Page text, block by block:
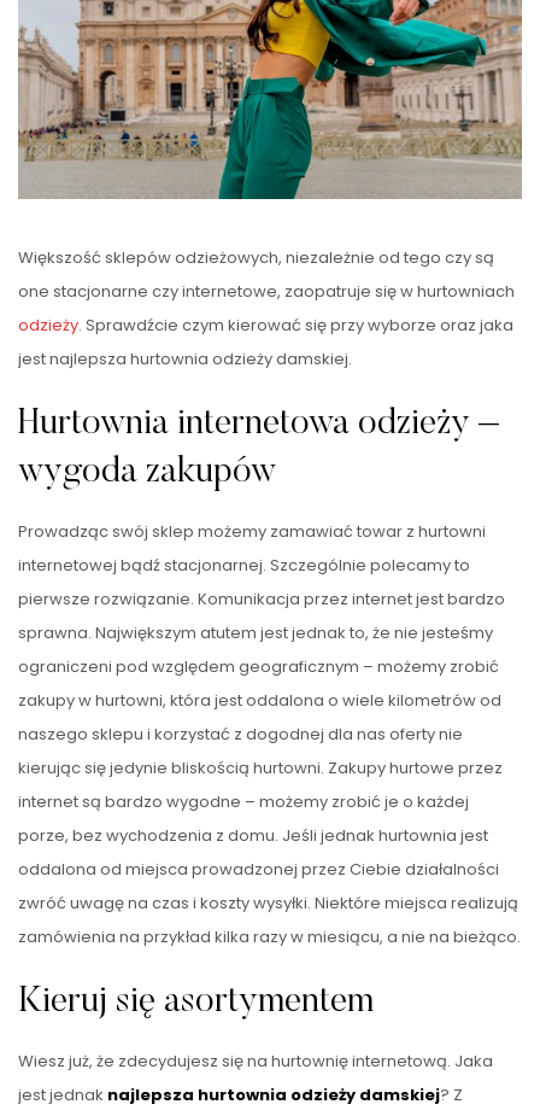
Większość sklepów odzieżowych, niezależnie od tego czy są
one stacjonarne czy internetowe, zaopatruje się w hurtowniach
odzieży. Sprawdźcie czym kierować się przy wyborze oraz jaka
jest najlepsza hurtownia odzieży damskiej.
Hurtownia internetowa odzieży –
wygoda zakupów
Prowadząc swój sklep możemy zamawiać towar z hurtowni
internetowej bądź stacjonarnej. Szczególnie polecamy to
pierwsze rozwiązanie. Komunikacja przez internet jest bardzo
sprawna. Największym atutem jest jednak to, że nie jesteśmy
ograniczeni pod względem geograficznym – możemy zrobić
zakupy w hurtowni, która jest oddalona o wiele kilometrów od
naszego sklepu i korzystać z dogodnej dla nas oferty nie
kierując się jedynie bliskością hurtowni. Zakupy hurtowe przez
internet są bardzo wygodne – możemy zrobić je o każdej
porze, bez wychodzenia z domu. Jeśli jednak hurtownia jest
oddalona od miejsca prowadzonej przez Ciebie działalności
zwróć uwagę na czas i koszty wysyłki. Niektóre miejsca realizują
zamówienia na przykład kilka razy w miesiącu, a nie na bieżąco.
Kieruj się asortymentem
Wiesz już, że zdecydujesz się na hurtownię internetową. Jaka
jest jednak najlepsza hurtownia odzieży damskiej? Z